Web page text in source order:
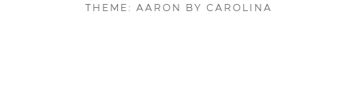
THEME: AARON BY CAROLINA